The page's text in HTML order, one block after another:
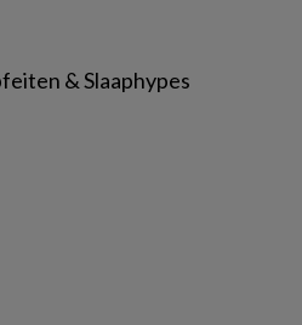
& Slaaphypes